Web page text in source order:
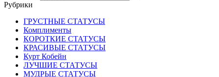
Рубрики
ГРУСТНЫЕ СТАТУСЫ
Комплименты
КОРОТКИЕ СТАТУСЫ
КРАСИВЫЕ СТАТУСЫ
Курт Кобейн
ЛУЧШИЕ СТАТУСЫ
МУДРЫЕ СТАТУСЫ